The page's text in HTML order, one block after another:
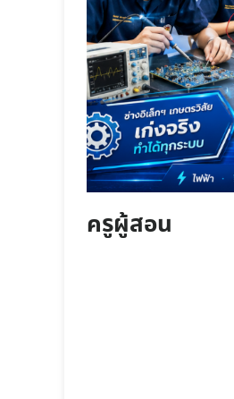
ครูผู้สอน